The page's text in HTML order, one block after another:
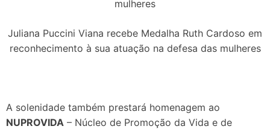
Juliana Puccini Viana recebe Medalha Ruth Cardoso em
reconhecimento à sua atuação na defesa das mulheres
A solenidade também prestará homenagem ao
NUPROVIDA – Núcleo de Promoção da Vida e de